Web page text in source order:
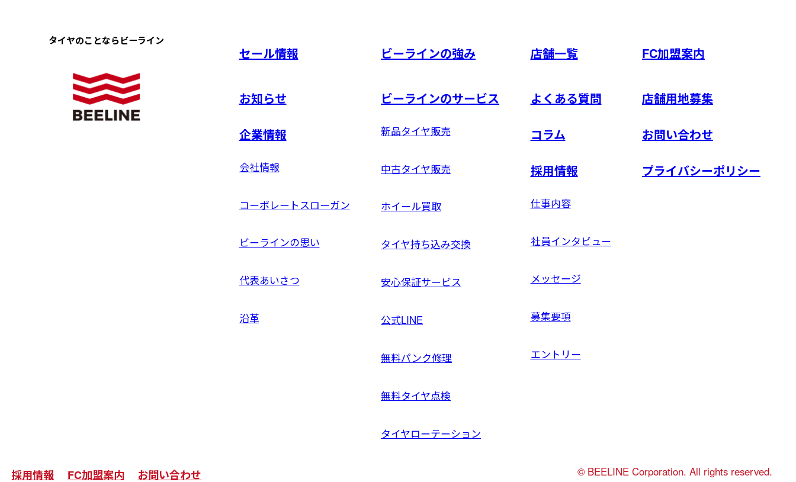
タイヤのことならビーライン
採用情報 FC加盟案内 お問い合わせ
セール情報
お知らせ
企業情報
会社情報
コーポレートスローガン
ビーラインの思い
代表あいさつ
沿革
ビーラインの強み
ビーラインのサービス
新品タイヤ販売
中古タイヤ販売
ホイール買取
タイヤ持ち込み交換
安心保証サービス
公式LINE
無料パンク修理
無料タイヤ点検
タイヤローテーション
店舗一覧
よくある質問
コラム
採用情報
仕事内容
社員インタビュー
メッセージ
募集要項
エントリー
FC加盟案内
店舗用地募集
お問い合わせ
プライバシーポリシー
©︎ BEELINE Corporation. All rights reserved.